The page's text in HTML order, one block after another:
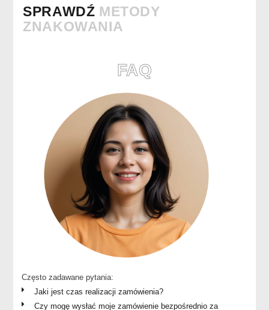
SPRAWDŹ METODY
ZNAKOWANIA
FAQ
Często zadawane pytania:
Jaki jest czas realizacji zamówienia?
Czy mogę wysłać moje zamówienie bezpośrednio za